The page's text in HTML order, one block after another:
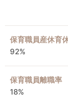
保育職員産休育
92%
保育職員離職率
18%